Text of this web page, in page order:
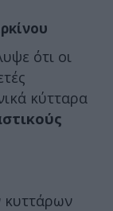
ότι οι
κύτταρα
κυττάρων